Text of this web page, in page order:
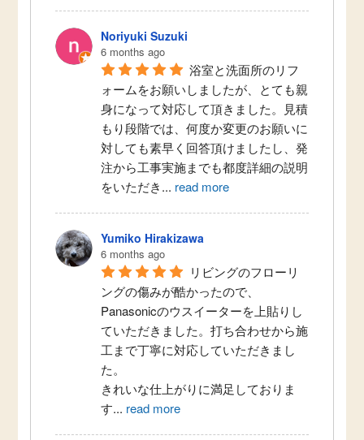
Noriyuki Suzuki
6 months ago
浴室と洗面所のリフ
ォームをお願いしましたが、とても親
身になって対応して頂きました。見積
もり段階では、何度か変更のお願いに
対しても素早く回答頂けましたし、発
注から工事実施までも都度詳細の説明
をいただき... read more
Yumiko Hirakizawa
6 months ago
リビングのフローリ
ングの傷みが酷かったので、
Panasonicのウスイーターを上貼りし
ていただきました。打ち合わせから施
工まで丁寧に対応していただきまし
た。
きれいな仕上がりに満足しておりま
す... read more